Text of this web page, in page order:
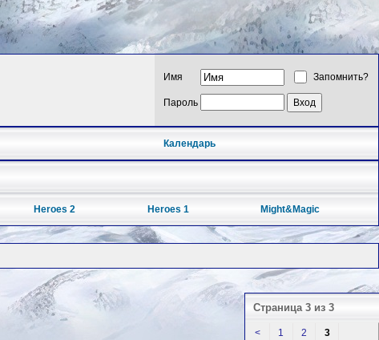
Имя Запомнить?
Пароль
Календарь
Heroes 2 Heroes 1 Might&Magic
Страница 3 из 3
< 1 2 3